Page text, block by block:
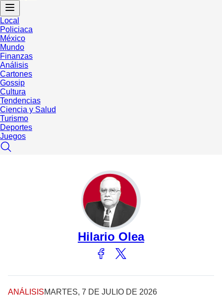
Local
Policiaca
México
Mundo
Finanzas
Análisis
Cartones
Gossip
Cultura
Tendencias
Ciencia y Salud
Turismo
Deportes
Juegos
Hilario Olea
ANÁLISISMARTES, 7 DE JULIO DE 2026